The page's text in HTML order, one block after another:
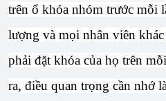
trên ổ khóa nhóm trước mỗi
lượng và mọi nhân viên
phải đặt khóa của họ trên
ra, điều quan trọng cần nhớ